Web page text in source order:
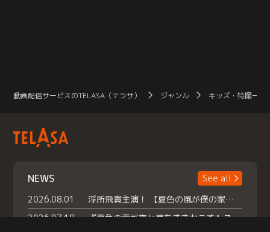
動画配信サービスのTELASA（テラサ） ジャンル キッズ・特撮一覧
NEWS
See all
2026.08.01
浮所飛貴主演！ 【夏色の風が僕の家にやってきた】 本日よりテラサで独占配信スタート！
2026.07.18
『夏色の雲が恋と嵐をまきおこす』スペシャルメイキング 【Part1】2026年７月18日（土）23時30分～配信スタート！話題のシーンの裏側を大公開！豪華キャスト大集合！ 『武宮家 真夏の家族会議』開催！